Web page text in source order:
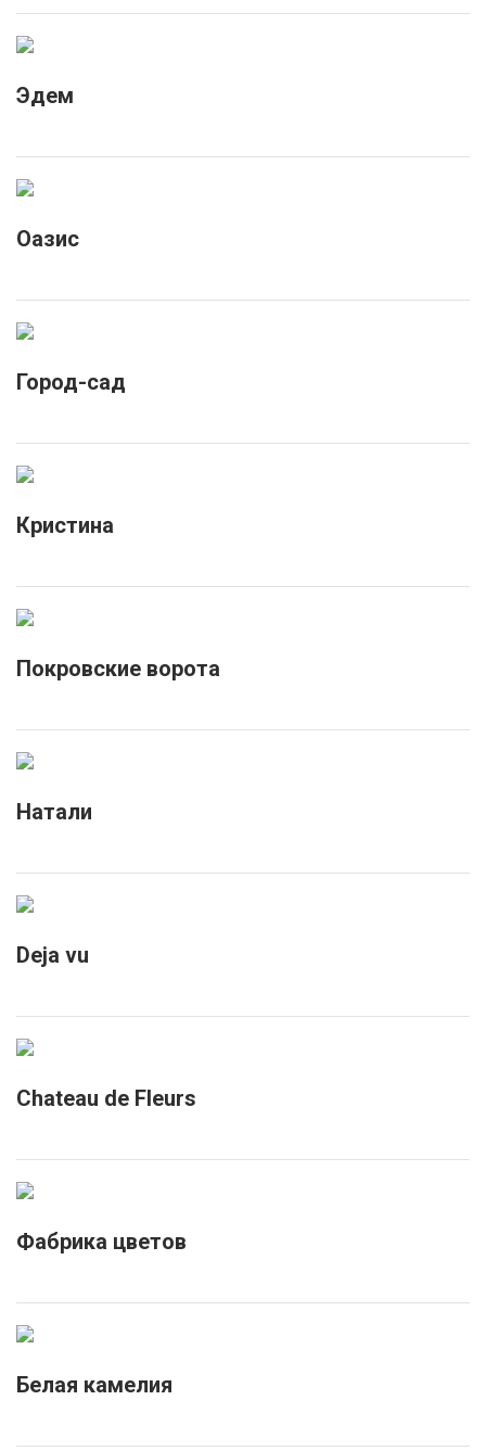
Эдем
Оазис
Город-сад
Кристина
Покровские ворота
Натали
Deja vu
Chateau de Fleurs
Фабрика цветов
Белая камелия